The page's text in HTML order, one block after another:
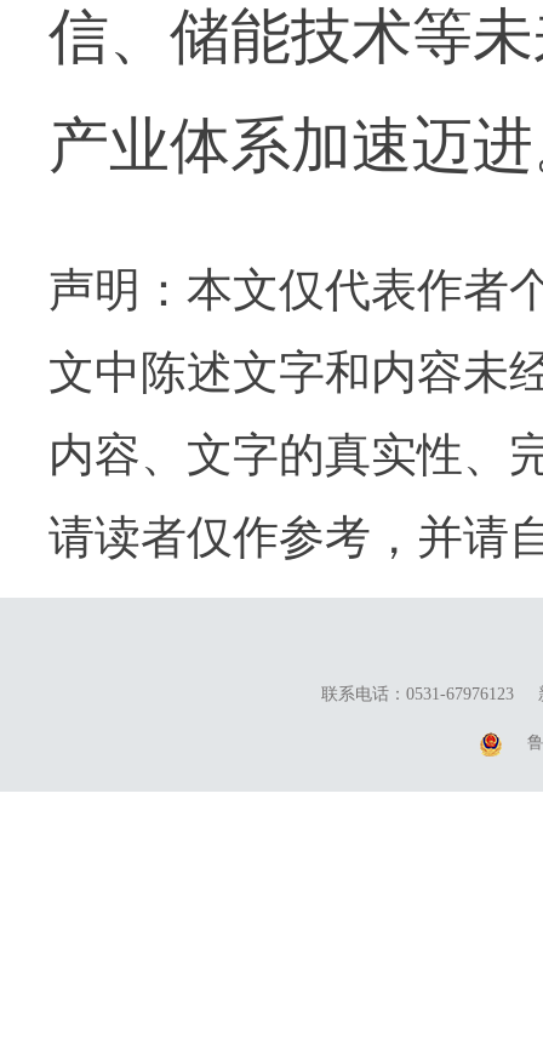
信、储能技术等
产业体系加速迈
声明：本文仅代表作者
文中陈述文字和内容未
内容、文字的真实性、
请读者仅作参考，并请
联系电话：0531-67976123